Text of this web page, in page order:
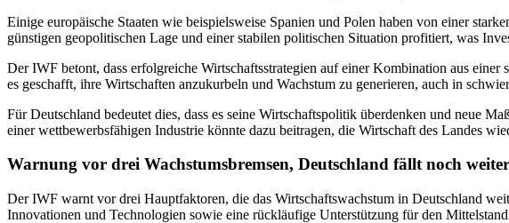
Einige europäische Staaten wie beispielsweise Spanien und Polen haben von einer
günstigen geopolitischen Lage und einer stabilen politischen Situation profitiert, was
Der IWF betont, dass erfolgreiche Wirtschaftsstrategien auf einer Kombination aus
es geschafft, ihre Wirtschaften anzukurbeln und Wachstum zu generieren, auch in
Für Deutschland bedeutet dies, dass es seine Wirtschaftspolitik überdenken und neue
einer wettbewerbsfähigen Industrie könnte dazu beitragen, die Wirtschaft des Landes
Warnung vor drei Wachstumsbremsen, Deutschland fällt noch
Der IWF warnt vor drei Hauptfaktoren, die das Wirtschaftswachstum in Deutschland
Innovationen und Technologien sowie eine rückläufige Unterstützung für den